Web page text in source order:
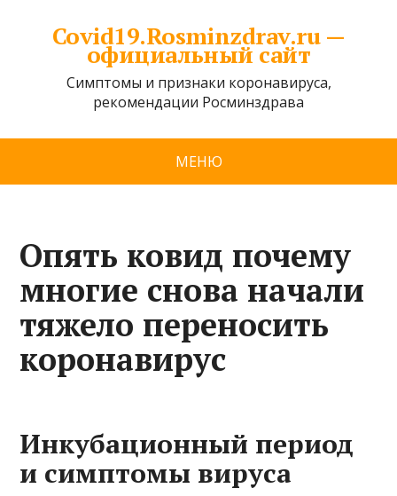
Covid19.Rosminzdrav.ru —
официальный сайт
Симптомы и признаки коронавируса,
рекомендации Росминздрава
МЕНЮ
Опять ковид почему
многие снова начали
тяжело переносить
коронавирус
Инкубационный период
и симптомы вируса